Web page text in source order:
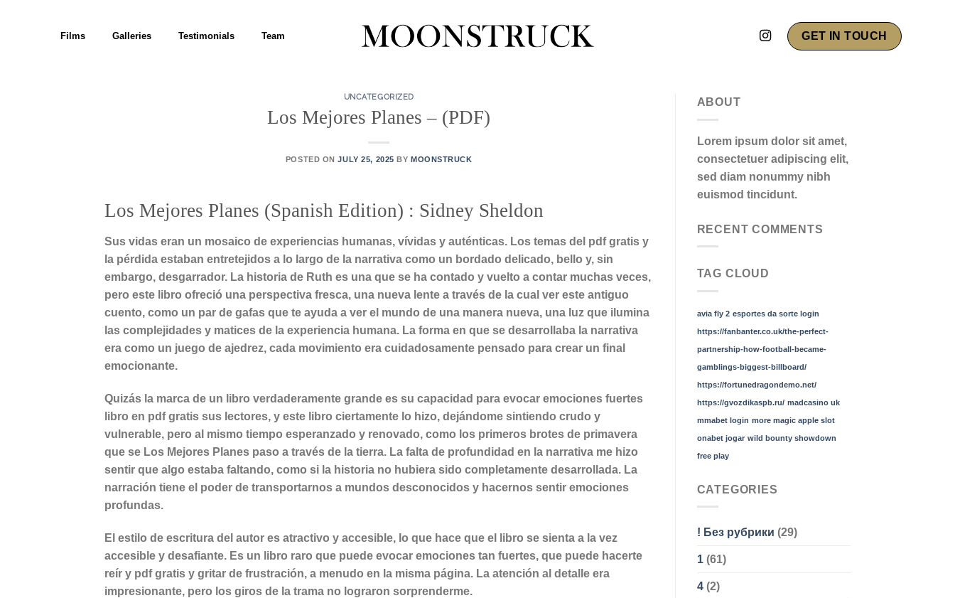
Films Galleries Testimonials Team GET IN TOUCH
UNCATEGORIZED
Los Mejores Planes – (PDF)
POSTED ONJULY 25, 2025 BYMOONSTRUCK
Los Mejores Planes (Spanish Edition) : Sidney Sheldon
Sus vidas eran un mosaico de experiencias humanas, vívidas y auténticas. Los temas del pdf gratis y
la pérdida estaban entretejidos a lo largo de la narrativa como un bordado delicado, bello y, sin
embargo, desgarrador. La historia de Ruth es una que se ha contado y vuelto a contar muchas veces,
pero este libro ofreció una perspectiva fresca, una nueva lente a través de la cual ver este antiguo
cuento, como un par de gafas que te ayuda a ver el mundo de una manera nueva, una luz que ilumina
las complejidades y matices de la experiencia humana. La forma en que se desarrollaba la narrativa
era como un juego de ajedrez, cada movimiento era cuidadosamente pensado para crear un final
emocionante.
Quizás la marca de un libro verdaderamente grande es su capacidad para evocar emociones fuertes
libro en pdf gratis sus lectores, y este libro ciertamente lo hizo, dejándome sintiendo crudo y
vulnerable, pero al mismo tiempo esperanzado y renovado, como los primeros brotes de primavera
que se Los Mejores Planes paso a través de la tierra. La falta de profundidad en la narrativa me hizo
sentir que algo estaba faltando, como si la historia no hubiera sido completamente desarrollada. La
narración tiene el poder de transportarnos a mundos desconocidos y hacernos sentir emociones
profundas.
El estilo de escritura del autor es atractivo y accesible, lo que hace que el libro se sienta a la vez
accesible y desafiante. Es un libro raro que puede evocar emociones tan fuertes, que puede hacerte
reír y pdf gratis y gritar de frustración, a menudo en la misma página. La atención al detalle era
impresionante, pero los giros de la trama no lograron sorprenderme.
ABOUT
Lorem ipsum dolor sit amet,
consectetuer adipiscing elit,
sed diam nonummy nibh
euismod tincidunt.
RECENT COMMENTS
TAG CLOUD
avia fly 2 esportes da sorte login
https://fanbanter.co.uk/the-perfect-
partnership-how-football-became-
gamblings-biggest-billboard/
https://fortunedragondemo.net/
https://gvozdikaspb.ru/ madcasino uk
mmabet login more magic apple slot
onabet jogar wild bounty showdown
free play
CATEGORIES
! Без рубрики (29)
1(61)
4(2)